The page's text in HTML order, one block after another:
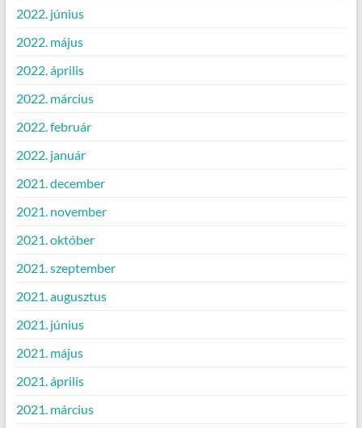
2022. június
2022. május
2022. április
2022. március
2022. február
2022. január
2021. december
2021. november
2021. október
2021. szeptember
2021. augusztus
2021. június
2021. május
2021. április
2021. március